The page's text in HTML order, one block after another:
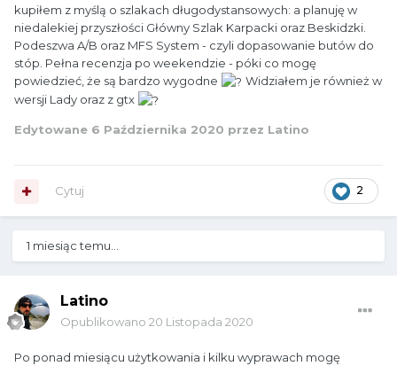
kupiłem z myślą o szlakach długodystansowych: a planuję w
niedalekiej przyszłości Główny Szlak Karpacki oraz Beskidzki.
Podeszwa A/B oraz MFS System - czyli dopasowanie butów do
stóp. Pełna recenzja po weekendzie - póki co mogę
powiedzieć, że są bardzo wygodne
Widziałem je również w
wersji Lady oraz z gtx
Edytowane 6 Października 2020 przez Latino
2
Cytuj
1 miesiąc temu...
Latino
Opublikowano 20 Listopada 2020
Po ponad miesiącu użytkowania i kilku wyprawach mogę